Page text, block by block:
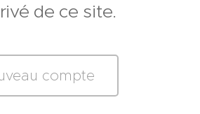
de ce site.
compte